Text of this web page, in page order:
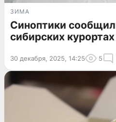
ЗИМА
Синоптики
сибирских
30 декабря, 2025, 14:25 5